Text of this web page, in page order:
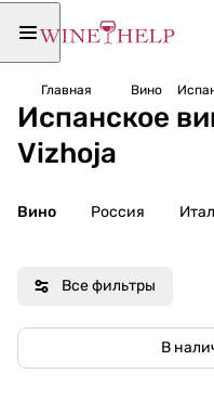
Главная Вино
Испанское
Vizhoja
Вино Россия
Все фильтры
В